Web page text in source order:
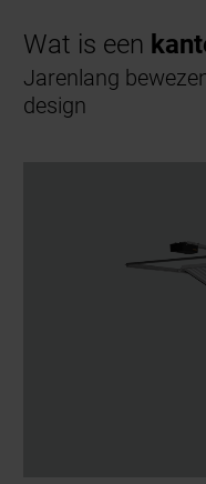
Wat is een
Jarenlang
design